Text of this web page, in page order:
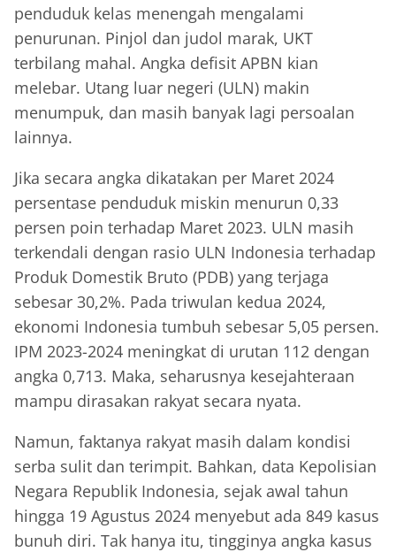
penduduk kelas menengah mengalami
penurunan. Pinjol dan judol marak, UKT
terbilang mahal. Angka defisit APBN kian
melebar. Utang luar negeri (ULN) makin
menumpuk, dan masih banyak lagi persoalan
lainnya.
Jika secara angka dikatakan per Maret 2024
persentase penduduk miskin menurun 0,33
persen poin terhadap Maret 2023. ULN masih
terkendali dengan rasio ULN Indonesia terhadap
Produk Domestik Bruto (PDB) yang terjaga
sebesar 30,2%. Pada triwulan kedua 2024,
ekonomi Indonesia tumbuh sebesar 5,05 persen.
IPM 2023-2024 meningkat di urutan 112 dengan
angka 0,713. Maka, seharusnya kesejahteraan
mampu dirasakan rakyat secara nyata.
Namun, faktanya rakyat masih dalam kondisi
serba sulit dan terimpit. Bahkan, data Kepolisian
Negara Republik Indonesia, sejak awal tahun
hingga 19 Agustus 2024 menyebut ada 849 kasus
bunuh diri. Tak hanya itu, tingginya angka kasus